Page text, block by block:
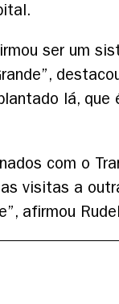
ser um
lá,
com o
visitas a
afirmou